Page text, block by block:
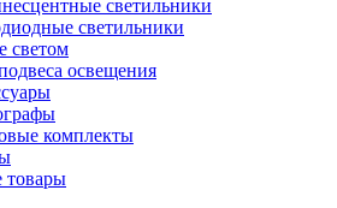
светильники
светильники
светом
освещения
комплекты
товары